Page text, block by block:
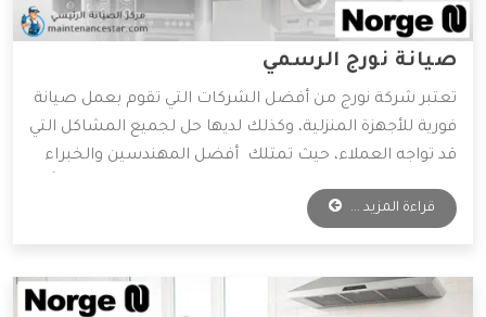
صيانة نورج الرسمي
تعتبر شركة نورج من أفضل الشركات التي تقوم بعمل صيانة
فورية للأجهزة المنزلية، وكذلك لديها حل لجميع المشاكل التي
قد تواجه العملاء، حيث تمتلك أفضل المهندسين والخبراء
المتخصصين في صيانة جميع الأجهزة الكهربائية، واعتماداً
على آراء الكثير من العملاء فهي الأفضل دائمًا في عمليات
قراءة المزيد ...